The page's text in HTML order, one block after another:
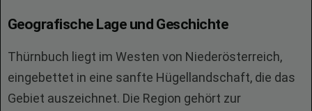
Geografische Lage und Geschichte
Thürnbuch liegt im Westen von Niederösterreich,
eingebettet in eine sanfte Hügellandschaft, die das
Gebiet auszeichnet. Die Region gehört zur